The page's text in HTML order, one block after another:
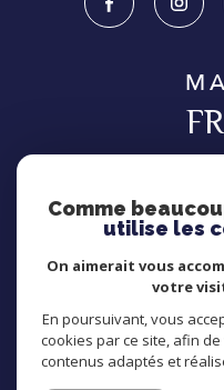
Comme
utilise les
On aimerait vous
votre
En poursuivant, vous
cookies par ce site, afin
contenus adaptés et